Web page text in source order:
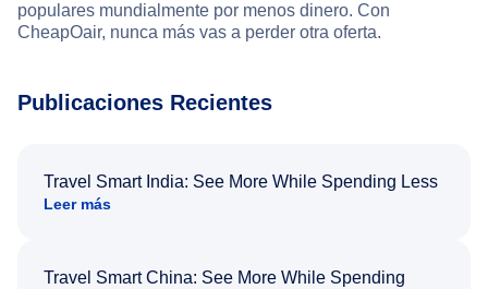
populares mundialmente por menos dinero. Con
CheapOair, nunca más vas a perder otra oferta.
Publicaciones Recientes
Travel Smart India: See More While Spending Less
Leer más
Travel Smart China: See More While Spending